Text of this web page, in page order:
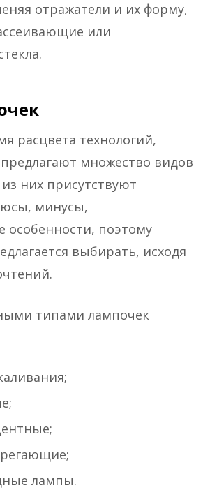
отражатели и их форму,
или
расцвета технологий,
множество видов
них присутствуют
минусы,
особенности, поэтому
выбирать, исходя
типами лампочек
лампы.